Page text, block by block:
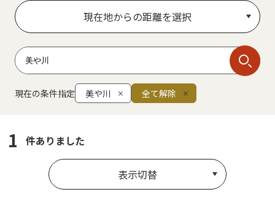
現在地からの距離を選択
現在の条件指定 美や川 全て解除
1 件ありました
表示切替